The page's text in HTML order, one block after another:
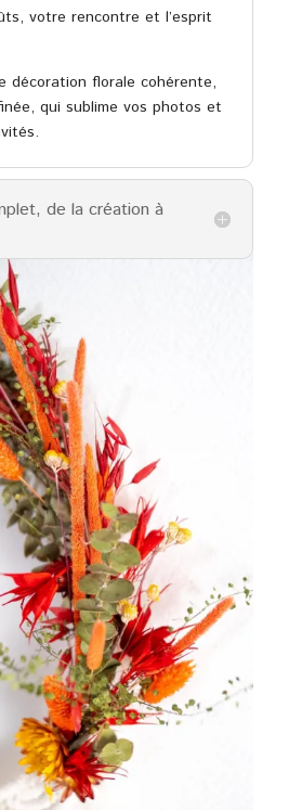
votre rencontre et l’esprit
décoration florale cohérente,
qui sublime vos photos et
de la création à